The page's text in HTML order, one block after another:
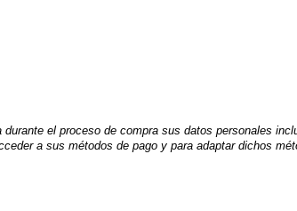
el proceso de compra sus datos personales
a sus métodos de pago y para adaptar dichos